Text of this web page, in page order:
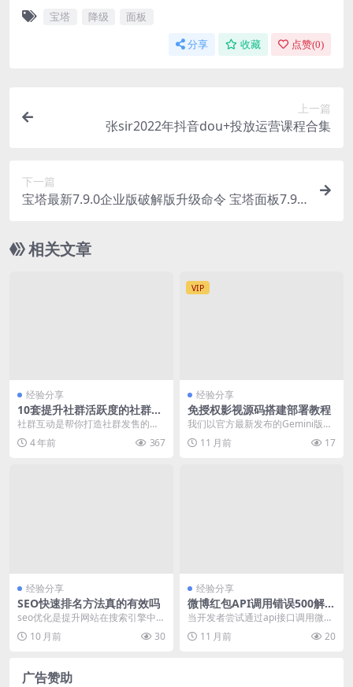
宝塔 降级 面板
分享 收藏 点赞(0)
上一篇
张sir2022年抖音dou+投放运营课程合集
下一篇
宝塔最新7.9.0企业版破解版升级命令 宝塔面板7.9.0
相关文章
经验分享
10套提升社群活跃度的社群互
动小游戏
社群互动是帮你打造社群发售的秘
密武器，尤其对于想要通过社群发
售批量成交客户的你来...
4 年前 367
VIP
经验分享
免授权影视源码搭建部署教程
我们以官方最新发布的Gemini版本
为例，通过全局配置文件修改，实
现免授权影视源...
11 月前 17
经验分享
SEO快速排名方法真的有效吗
seo优化是提升网站在搜索引擎中可
见性的关键手段。在众多SEO策略
中，“快速排名...
10 月前 30
经验分享
微博红包API调用错误500解决
方法与性能优化策略
当开发者尝试通过api接口调用微博
红包功能时，频繁遇到500内部服
务器错误。这种...
11 月前 20
广告赞助